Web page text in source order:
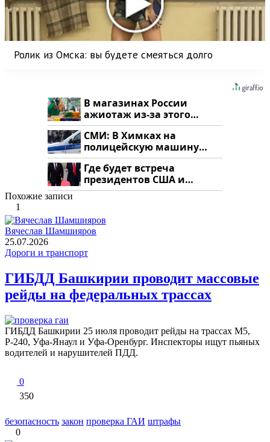
Ролик из Омска: вы будете смеяться долго
В магазинах России
ажиотаж из-за этого
продукта: что купить?
СМИ: В Химках на
полицейскую машину
напали и подожгли.
Где будет встреча
президентов США и
России: Европа?
Похожие записи
1
Вячеслав Шамшияров
25.07.2026
Дороги и транспорт
ГИБДД Башкирии проводит массовые
рейды на федеральных трассах
ГИБДД Башкирии 25 июля проводит рейды на трассах М5,
Р-240, Уфа-Янаул и Уфа-Оренбург. Инспекторы ищут пьяных
водителей и нарушителей ПДД.
0
350
безопасность закон проверка ГАИ штрафы
0